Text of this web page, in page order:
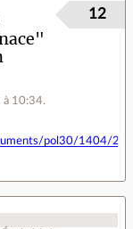
à 10:34.
12
pol30/1404/